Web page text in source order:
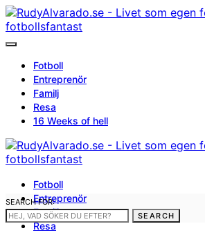
Fotboll
Entreprenör
Familj
Resa
16 Weeks of hell
Fotboll
Entreprenör
Familj
Resa
SEARCH FOR:
SEARCH